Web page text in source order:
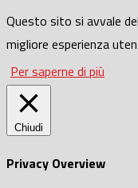
Questo sito si avvale
migliore esperienza
Per saperne di più
Chiudi
Privacy Overview